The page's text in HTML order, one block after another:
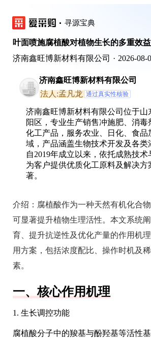
寻源宝典
叶面喷施腐植酸对植物生长的多重效
济南鑫旺博新材料有限公司 · 2026-08-
济南鑫旺博新材料有限公司
法人:孟凡龙 通过真实性核验
济南鑫旺博新材料有限公司位于山
阳区，专业生产销售冲施肥、消毒
化工产品，服务农业、日化、食品
域，产品涵盖生物技术开发及各类
自2019年成立以来，依托成熟技术
为客户提供优质化工原料及解决方
著。
介绍： 腐植酸作为一种天然有机化合
可显著提升植物生理活性。本文系统
育、提升抗逆性及优化产量的作用机
用方案，包括浓度配比、操作时机及
素。
一、核心作用机理
1. 生长调控功能
腐植酸分子中的羧基与酚羟基等活性